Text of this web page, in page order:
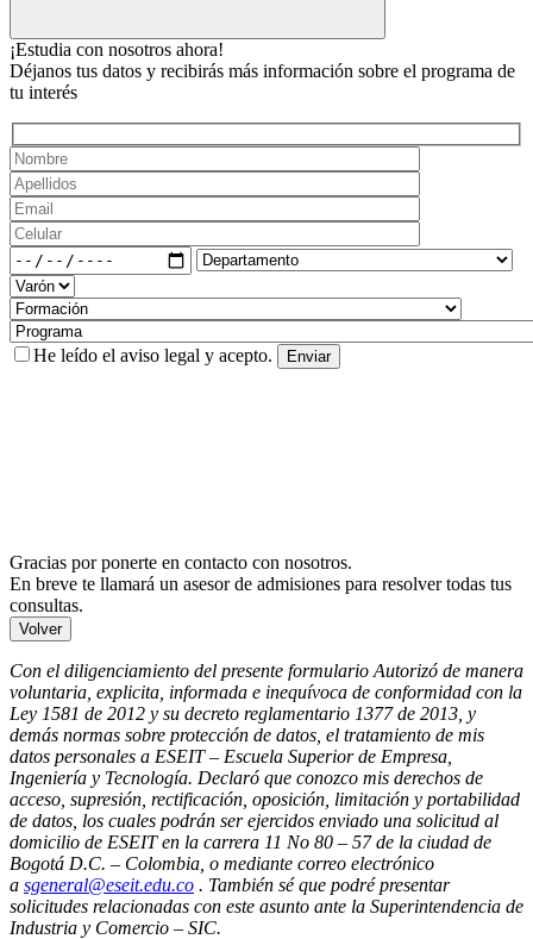
¡Estudia con nosotros ahora!
Déjanos tus datos y recibirás más información sobre el programa de
tu interés
He leído el aviso legal y acepto.
Gracias por ponerte en contacto con nosotros.
En breve te llamará un asesor de admisiones para resolver todas tus
consultas.
Volver
Con el diligenciamiento del presente formulario Autorizó de manera
voluntaria, explicita, informada e inequívoca de conformidad con la
Ley 1581 de 2012 y su decreto reglamentario 1377 de 2013, y
demás normas sobre protección de datos, el tratamiento de mis
datos personales a ESEIT – Escuela Superior de Empresa,
Ingeniería y Tecnología. Declaró que conozco mis derechos de
acceso, supresión, rectificación, oposición, limitación y portabilidad
de datos, los cuales podrán ser ejercidos enviado una solicitud al
domicilio de ESEIT en la carrera 11 No 80 – 57 de la ciudad de
Bogotá D.C. – Colombia, o mediante correo electrónico
a sgeneral@eseit.edu.co . También sé que podré presentar
solicitudes relacionadas con este asunto ante la Superintendencia de
Industria y Comercio – SIC.